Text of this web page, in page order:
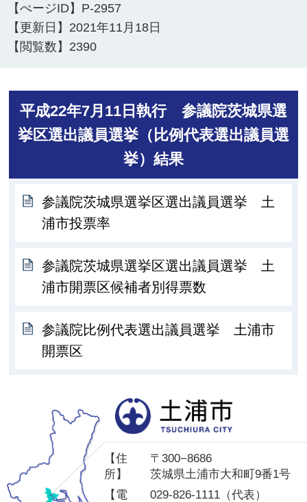
【ぺージID】 P-2957
【更新日】 2021年11月18日
【閲覧数】 2390
平成22年7月11日執行 参議院茨城県選
挙区選出議員選挙（比例代表選出議員選
挙）結果
参議院茨城県選挙区選出議員選挙 土
浦市投票率
参議院茨城県選挙区選出議員選挙 土
浦市開票区候補者別得票数
参議院比例代表選出議員選挙 土浦市
開票区
【住
所】
〒300−8686
茨城県土浦市大和町9番1号
【電
029-826-1111（代表）